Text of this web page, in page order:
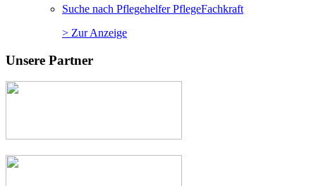
Suche nach Pflegehelfer PflegeFachkraft
> Zur Anzeige
Unsere Partner